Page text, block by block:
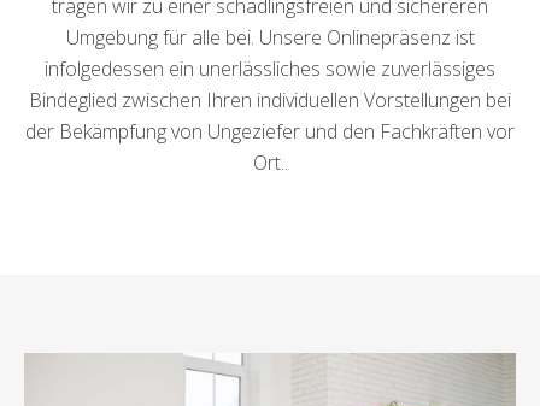
tragen wir zu einer schädlingsfreien und sichereren
Umgebung für alle bei. Unsere Onlinepräsenz ist
infolgedessen ein unerlässliches sowie zuverlässiges
Bindeglied zwischen Ihren individuellen Vorstellungen bei
der Bekämpfung von Ungeziefer und den Fachkräften vor
Ort..